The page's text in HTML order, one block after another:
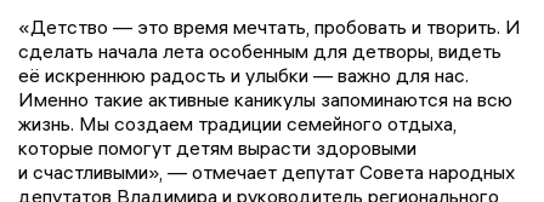
«Детство — это время мечтать, пробовать и творить. И
сделать начала лета особенным для детворы, видеть
её искреннюю радость и улыбки — важно для нас.
Именно такие активные каникулы запоминаются на всю
жизнь. Мы создаем традиции семейного отдыха,
которые помогут детям вырасти здоровыми
и счастливыми», — отмечает депутат Совета народных
депутатов Владимира и руководитель регионального